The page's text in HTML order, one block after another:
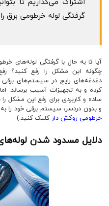
اشتراک می‌گذاریم تا
گرفتگی لوله خرطومی برق
آیا تا به حال با گرفتگی لوله‌های
چگونه این مشکل را رفع کنید؟
دغدغه‌های رایج در سیستم‌های
کرده و به تجهیزات آسیب برساند. اما
ساده و کاربردی برای رفع این مشکل
و بدون دردسر، سیستم برقی خود را
خرطومی روکش دار کلیک کنید.)
دلایل مسدود شدن